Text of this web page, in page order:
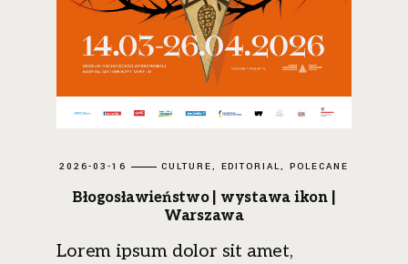
2026-03-16 CULTURE EDITORIAL POLECANE
Błogosławieństwo | wystawa ikon |
Warszawa
Lorem ipsum dolor sit amet,